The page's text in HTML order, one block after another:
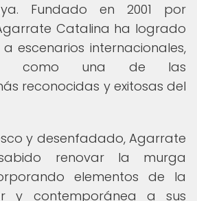
Fundado en 2001 por
Catalina ha logrado
escenarios internacionales,
como una de las
reconocidas y exitosas del
y desenfadado, Agarrate
renovar la murga
elementos de la
y contemporánea a sus